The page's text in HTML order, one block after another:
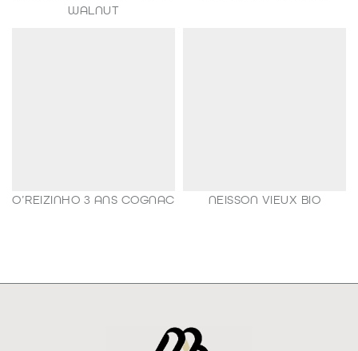
WALNUT
O’REIZINHO 3 ANS COGNAC NEISSON VIEUX BIO